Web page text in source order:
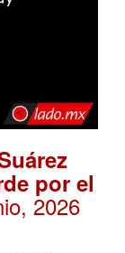
por el
2026